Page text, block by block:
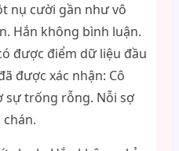
nụ cười gần như vô
Hắn không bình luận.
được điểm dữ liệu đầu
được xác nhận: Cô
sự trống rỗng. Nỗi sợ